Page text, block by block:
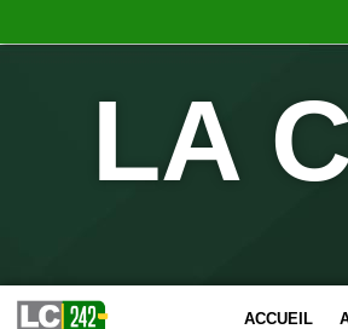
LA
ACCUEIL